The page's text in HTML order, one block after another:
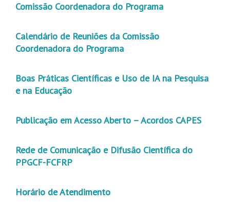
Comissão Coordenadora do Programa
Calendário de Reuniões da Comissão
Coordenadora do Programa
Boas Práticas Científicas e Uso de IA na Pesquisa
e na Educação
Publicação em Acesso Aberto – Acordos CAPES
Rede de Comunicação e Difusão Científica do
PPGCF-FCFRP
Horário de Atendimento